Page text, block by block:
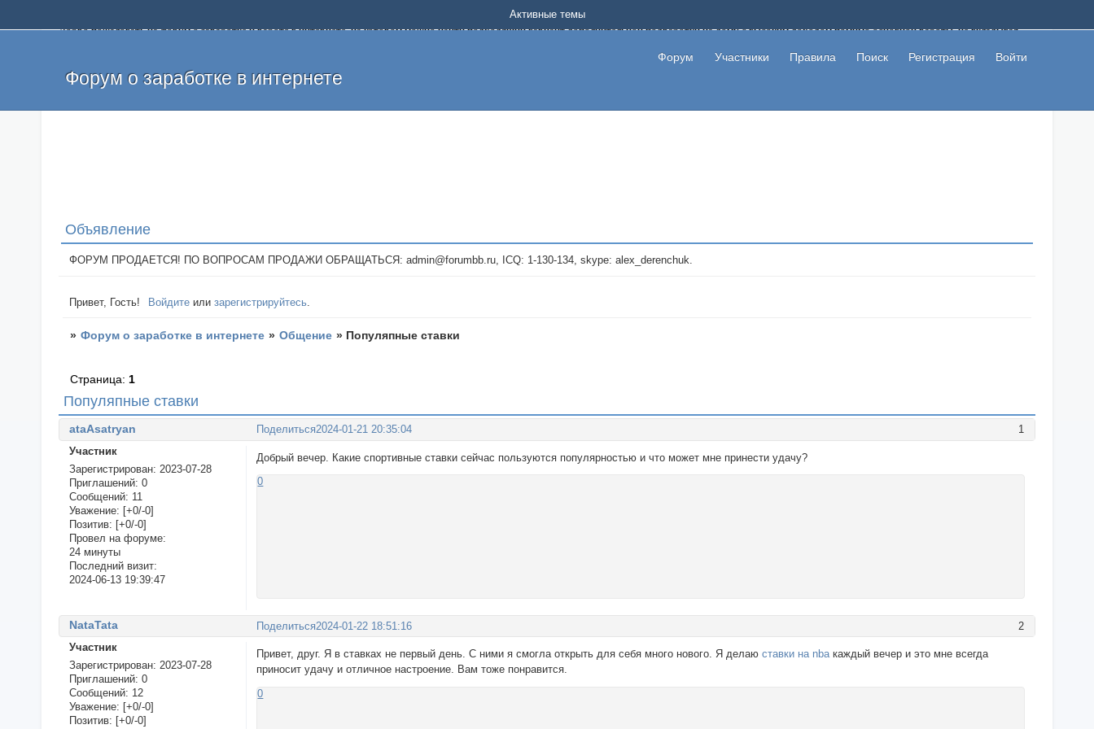
Добро пожаловать на форум о заработке и работе в интернете, на котором можно найти подходящий вариант дополнительной подработки на дому с высоким доходом помимо основной работы, не вкладывая
и оставлять свои отзывы. Если вы знаете, что определенный проект или сайт не платит, то указывайте в теме что это лохотрон, чтобы другие пользователи не попались на развод. Вы сможете начать зарабатывать
легкие деньги без вложений и регистрации уже сегодня. Создавайте новые темы, размещайте объявления со своими пригласительными ссылками и первая прибыль не заставит себя долго ждать.
Форум о заработке в интернете
Форум Участники Правила Поиск Регистрация Войти
Активные темы
Объявление
ФОРУМ ПРОДАЕТСЯ! ПО ВОПРОСАМ ПРОДАЖИ ОБРАЩАТЬСЯ: admin@forumbb.ru, ICQ: 1-130-134, skype: alex_derenchuk.
Привет, Гость! Войдите илизарегистрируйтесь.
» Форум о заработке в интернете » Общение » Популяпные ставки
Популяпные ставки
Страница: 1
Поделиться 1
2024-01-21 20:35:04
ataAsatryan
Участник
Зарегистрирован: 2023-07-28
Приглашений: 0
Сообщений: 11
Уважение: [+0/-0]
Позитив: [+0/-0]
Провел на форуме:
24 минуты
Последний визит:
2024-06-13 19:39:47
Добрый вечер. Какие спортивные ставки сейчас пользуются популярностью и что может мне принести удачу?
0
Поделиться 2
2024-01-22 18:51:16
NataTata
Участник
Зарегистрирован: 2023-07-28
Приглашений: 0
Сообщений: 12
Уважение: [+0/-0]
Позитив: [+0/-0]
Привет, друг. Я в ставках не первый день. С ними я смогла открыть для себя много нового. Я делаюставки на nba каждый вечер и это мне всегда
приносит удачу и отличное настроение. Вам тоже понравится.
0